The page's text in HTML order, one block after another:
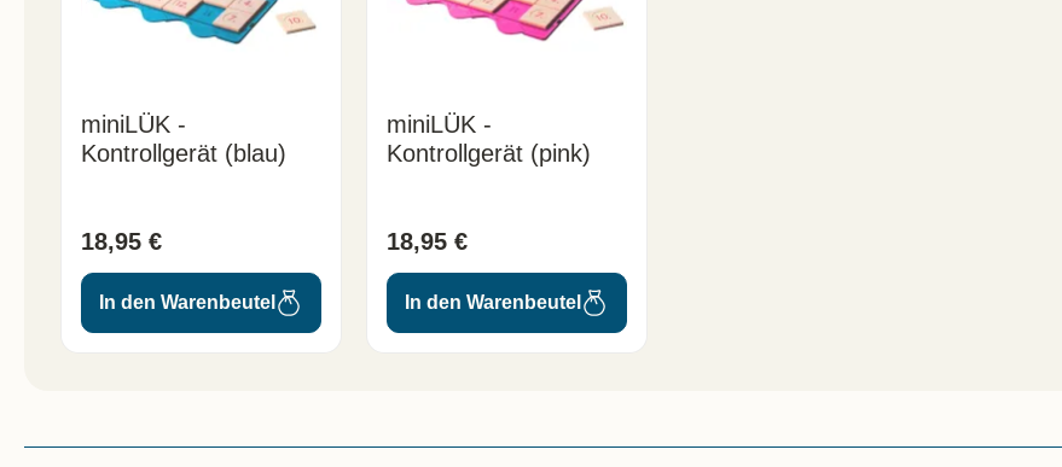
miniLÜK -
Kontrollgerät (blau)
18,95 €
In den Warenbeutel
miniLÜK -
Kontrollgerät (pink)
18,95 €
In den Warenbeutel